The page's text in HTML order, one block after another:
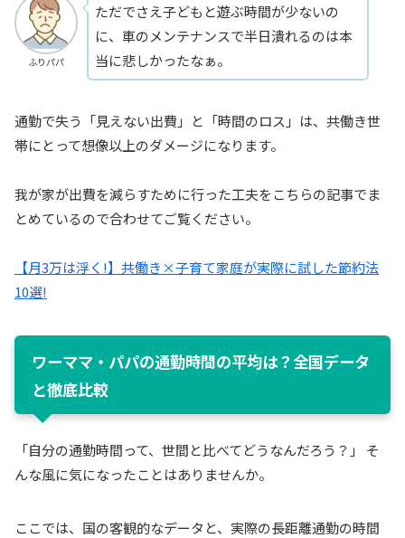
ふりパパ
ただでさえ子どもと遊ぶ時間が少ないの
に、車のメンテナンスで半日潰れるのは本
当に悲しかったなぁ。
通勤で失う「見えない出費」と「時間のロス」は、共働き世
帯にとって想像以上のダメージになります。
我が家が出費を減らすために行った工夫をこちらの記事でま
とめているので合わせてご覧ください。
【月3万は浮く!】共働き×子育て家庭が実際に試した節約法
10選!
ワーママ・パパの通勤時間の平均は？全国データ
と徹底比較
「自分の通勤時間って、世間と比べてどうなんだろう？」 そ
んな風に気になったことはありませんか。
ここでは、国の客観的なデータと、実際の長距離通勤の時間